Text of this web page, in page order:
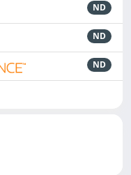
ND
ND
ND